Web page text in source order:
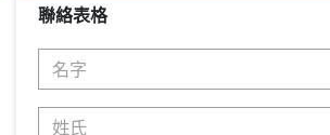
聯絡表格